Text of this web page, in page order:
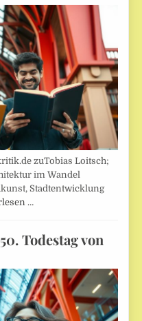
zuTobias Loitsch;
im Wandel
Stadtentwicklung
…
Todestag von